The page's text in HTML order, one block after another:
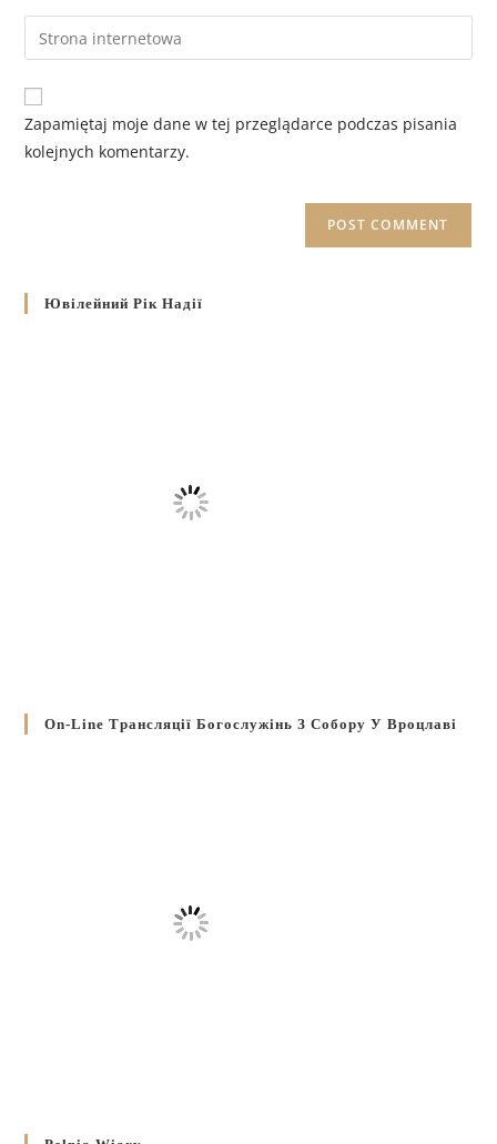
Zapamiętaj moje dane w tej przeglądarce podczas pisania
kolejnych komentarzy.
Ювілейний Рік Надії
On-Line Трансляції Богослужінь З Собору У Вроцлаві